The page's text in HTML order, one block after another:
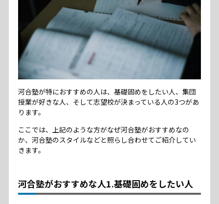
河合塾が特におすすめの人は、基礎固めをしたい人、集団
授業が好きな人、そして志望校が決まっている人の3つがあ
ります。
ここでは、上記のような方がなぜ河合塾がおすすめなの
か、河合塾のスタイルなどと照らし合わせてご紹介してい
きます。
河合塾がおすすめな人1.基礎固めをしたい人